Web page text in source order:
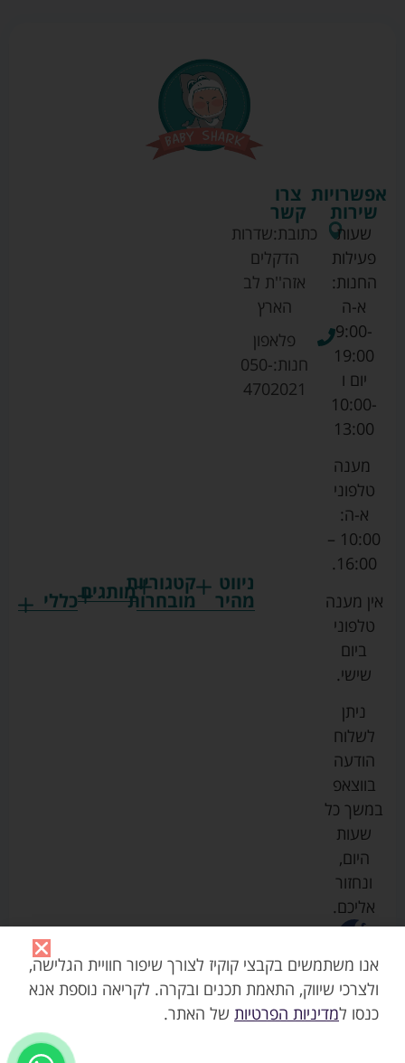
ניווט
מהיר
קטגוריות
מובחרותמותגים
גרקו
כללי
צרו
קשר
כתובת:שדרות
הדקלים
אזה''ת לב
הארץ
פלאפון
חנות:050-
4702021
אפשרויות
שירות
שעות
פעילות
החנות:
א-ה
9:00-
19:00
יום ו
10:00-
13:00
מענה
טלפוני
א-ה:
10:00 –
16:00.
אין מענה
טלפוני
ביום
שישי.
ניתן
לשלוח
הודעה
בווצאפ
במשך כל
שעות
היום,
ונחזור
אליכם.
אנו משתמשים בקבצי קוקיז לצורך שיפור חוויית הגלישה,
ולצרכי שיווק, התאמת תכנים ובקרה. לקריאה נוספת אנא
כנסו למדיניות הפרטיות של האתר.